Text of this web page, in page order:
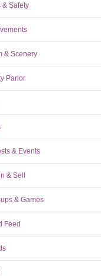
& Safety
& Scenery
Parlor
& Events
& Sell
& Games
Feed